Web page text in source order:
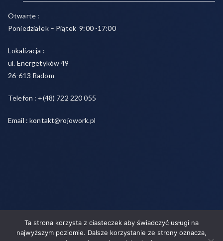
Otwarte :
Poniedziałek – Piątek 9:00 -17:00
Lokalizacja :
ul. Energetyków 49
26-613 Radom
Telefon : +(48) 722 220 055
Email : kontakt@rojowork.pl
Copyright © 2026Rojo- agencja pracy świadczymy usługi w
Ta strona korzysta z ciasteczek aby świadczyć usługi na
najwyższym poziomie. Dalsze korzystanie ze strony oznacza,